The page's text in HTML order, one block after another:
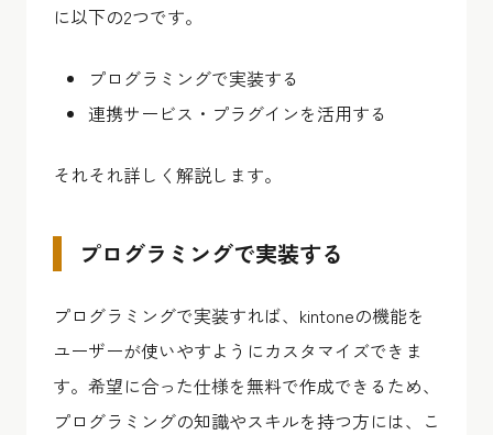
に以下の2つです。
プログラミングで実装する
連携サービス・プラグインを活用する
それそれ詳しく解説します。
プログラミングで実装する
プログラミングで実装すれば、kintoneの機能を
ユーザーが使いやすようにカスタマイズできま
す。希望に合った仕様を無料で作成できるため、
プログラミングの知識やスキルを持つ方には、こ